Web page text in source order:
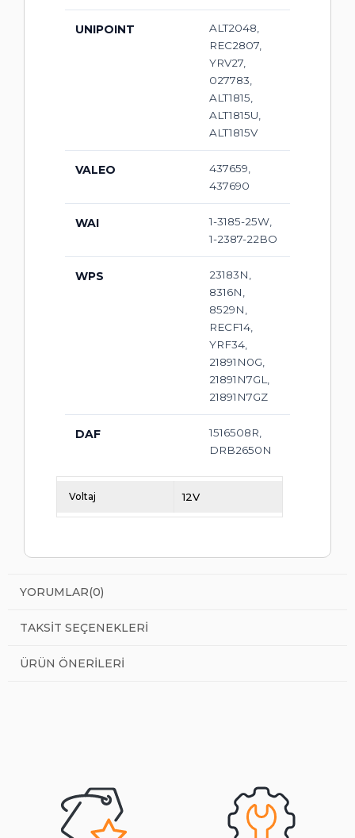
UNIPOINT
ALT2048,
REC2807,
YRV27,
027783,
ALT1815,
ALT1815U,
ALT1815V
VALEO
437659,
437690
WAI
1-3185-25W,
1-2387-22BO
WPS
23183N,
8316N,
8529N,
RECF14,
YRF34,
21891N0G,
21891N7GL,
21891N7GZ
DAF
1516508R,
DRB2650N
Voltaj 12V
YORUMLAR(0)
TAKSIT SEÇENEKLERI
ÜRÜN ÖNERILERI